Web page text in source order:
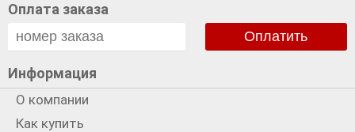
Оплата заказа
Оплатить
Информация
О компании
Как купить